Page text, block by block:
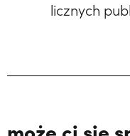
licznych